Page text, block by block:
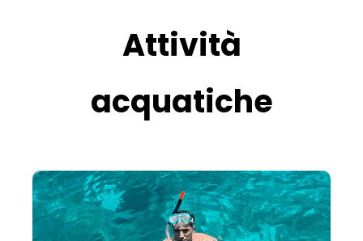
Attività
acquatiche